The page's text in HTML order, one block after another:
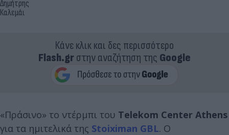
Δημήτρης
Καλεμάι
Κάνε κλικ και δες περισσότερο
Flash.grστην αναζήτηση της Google
«Πράσινο» το ντέρμπι του Telekom Center Athens
για τα ημιτελικά της Stoiximan GBL. Ο